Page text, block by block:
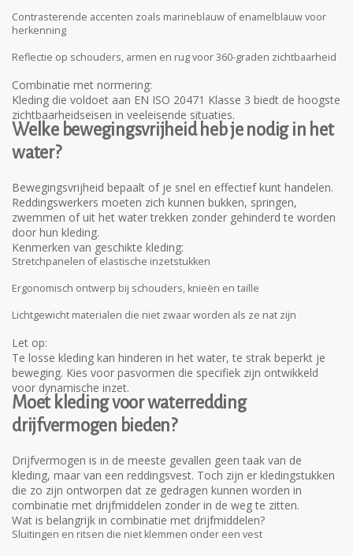
Contrasterende accenten zoals marineblauw of enamelblauw voor
herkenning
Reflectie op schouders, armen en rug voor 360-graden zichtbaarheid
Combinatie met normering:
Kleding die voldoet aan EN ISO 20471 Klasse 3 biedt de hoogste
zichtbaarheidseisen in veeleisende situaties.
Welke bewegingsvrijheid heb je nodig in het
water?
Bewegingsvrijheid bepaalt of je snel en effectief kunt handelen.
Reddingswerkers moeten zich kunnen bukken, springen,
zwemmen of uit het water trekken zonder gehinderd te worden
door hun kleding.
Kenmerken van geschikte kleding:
Stretchpanelen of elastische inzetstukken
Ergonomisch ontwerp bij schouders, knieën en taille
Lichtgewicht materialen die niet zwaar worden als ze nat zijn
Let op:
Te losse kleding kan hinderen in het water, te strak beperkt je
beweging. Kies voor pasvormen die specifiek zijn ontwikkeld
voor dynamische inzet.
Moet kleding voor waterredding
drijfvermogen bieden?
Drijfvermogen is in de meeste gevallen geen taak van de
kleding, maar van een reddingsvest. Toch zijn er kledingstukken
die zo zijn ontworpen dat ze gedragen kunnen worden in
combinatie met drijfmiddelen zonder in de weg te zitten.
Wat is belangrijk in combinatie met drijfmiddelen?
Sluitingen en ritsen die niet klemmen onder een vest